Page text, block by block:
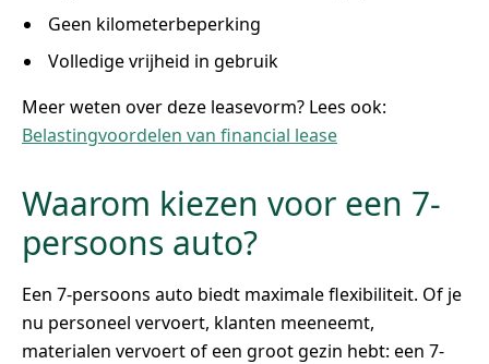
Geen kilometerbeperking
Volledige vrijheid in gebruik
Meer weten over deze leasevorm? Lees ook:
Belastingvoordelen van financial lease
Waarom kiezen voor een 7-
persoons auto?
Een 7-persoons auto biedt maximale flexibiliteit. Of je
nu personeel vervoert, klanten meeneemt,
materialen vervoert of een groot gezin hebt: een 7-